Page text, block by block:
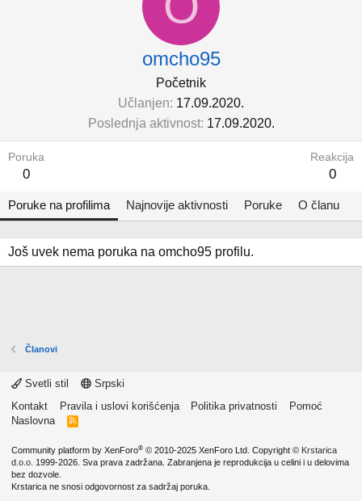
omcho95
Početnik
Učlanjen 17.09.2020.
Poslednja aktivnost 17.09.2020.
Poruka
0
Reakcija
0
Poruke na profilima Najnovije aktivnosti Poruke O članu
Još uvek nema poruka na omcho95 profilu.
Članovi
Svetli stil
Srpski
Kontakt
Pravila i uslovi korišćenja Politika privatnosti
Pomoć
Naslovna
R
Community platform by XenForo® © 2010-2025 XenForo Ltd. Copyright © Krstarica
d.o.o. 1999-2026. Sva prava zadržana. Zabranjena je reprodukcija u celini i u delovima
bez dozvole.
Krstarica ne snosi odgovornost za sadržaj poruka.